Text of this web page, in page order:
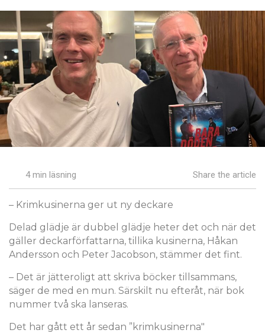
4 min läsning Share the article
– Krimkusinerna ger ut ny deckare
Delad glädje är dubbel glädje heter det och när det
gäller deckarförfattarna, tillika kusinerna, Håkan
Andersson och Peter Jacobson, stämmer det fint.
– Det är jätteroligt att skriva böcker tillsammans,
säger de med en mun. Särskilt nu efteråt, när bok
nummer två ska lanseras.
Det har gått ett år sedan ”krimkusinerna"